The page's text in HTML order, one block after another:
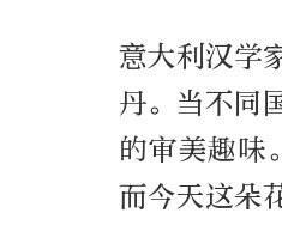
意大利汉学
丹。当不同
的审美趣
而今天这朵